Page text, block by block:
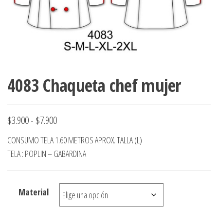
accumark ,
pdf , Moldes
Gerber ,
ropa,
Graduaciones,
Ploteo y
Gerber,
4083 Chaqueta chef mujer
$3.900- $7.900Rango
de
precios:
$3.900
hasta
CONSUMO TELA 1.60 METROS APROX. TALLA (L)
TELA : POPLIN – GABARDINA
Material